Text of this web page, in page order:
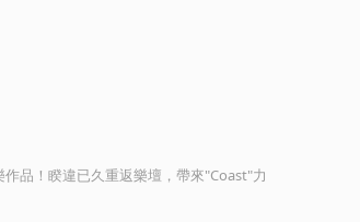
品！睽違已久重返樂壇，帶來"Coast"力